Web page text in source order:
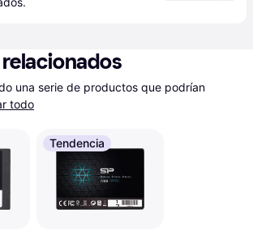
una serie de productos que podrían
todo
Tendencia